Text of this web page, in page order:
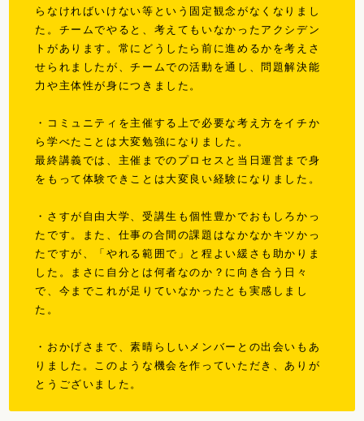
らなければいけない等という固定観念がなくなりまし
た。チームでやると、考えてもいなかったアクシデン
トがあります。常にどうしたら前に進めるかを考えさ
せられましたが、チームでの活動を通し、問題解決能
力や主体性が身につきました。
・コミュニティを主催する上で必要な考え方をイチか
ら学べたことは大変勉強になりました。
最終講義では、主催までのプロセスと当日運営まで身
をもって体験できことは大変良い経験になりました。
・さすが自由大学、受講生も個性豊かでおもしろかっ
たです。また、仕事の合間の課題はなかなかキツかっ
たですが、「やれる範囲で」と程よい緩さも助かりま
した。まさに自分とは何者なのか？に向き合う日々
で、今までこれが足りていなかったとも実感しまし
た。
・おかげさまで、素晴らしいメンバーとの出会いもあ
りました。このような機会を作っていただき、ありが
とうございました。